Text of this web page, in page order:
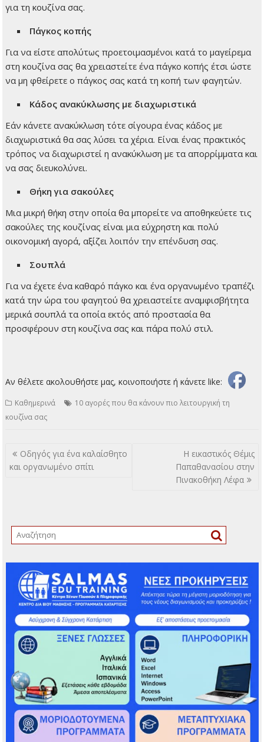
για τη κουζίνα σας.
Πάγκος κοπής
Για να είστε απολύτως προετοιμασμένοι κατά το μαγείρεμα
στη κουζίνα σας θα χρειαστείτε ένα πάγκο κοπής έτσι ώστε
να μη φθείρετε ο πάγκος σας κατά τη κοπή των φαγητών.
Κάδος ανακύκλωσης με διαχωριστικά
Εάν κάνετε ανακύκλωση τότε σίγουρα ένας κάδος με
διαχωριστικά θα σας λύσει τα χέρια. Είναι ένας πρακτικός
τρόπος να διαχωριστεί η ανακύκλωση με τα απορρίμματα και
να σας διευκολύνει.
Θήκη για σακούλες
Μια μικρή θήκη στην οποία θα μπορείτε να αποθηκεύετε τις
σακούλες της κουζίνας είναι μια εύχρηστη και πολύ
οικονομική αγορά, αξίζει λοιπόν την επένδυση σας.
Σουπλά
Για να έχετε ένα καθαρό πάγκο και ένα οργανωμένο τραπέζι
κατά την ώρα του φαγητού θα χρειαστείτε αναμφισβήτητα
μερικά σουπλά τα οποία εκτός από προστασία θα
προσφέρουν στη κουζίνα σας και πάρα πολύ στιλ.
Αν θέλετε ακολουθήστε μας, κοινοποιήστε ή κάνετε like:
Καθημερινά
10 αγορές που θα κάνουν πιο λειτουργική τη
κουζίνα σας
Πλοήγηση
άρθρων
Οδηγός για ένα καλαίσθητο
και οργανωμένο σπίτι
Η εικαστικός Θέμις
Παπαθανασίου στην
Πινακοθήκη Λέφα